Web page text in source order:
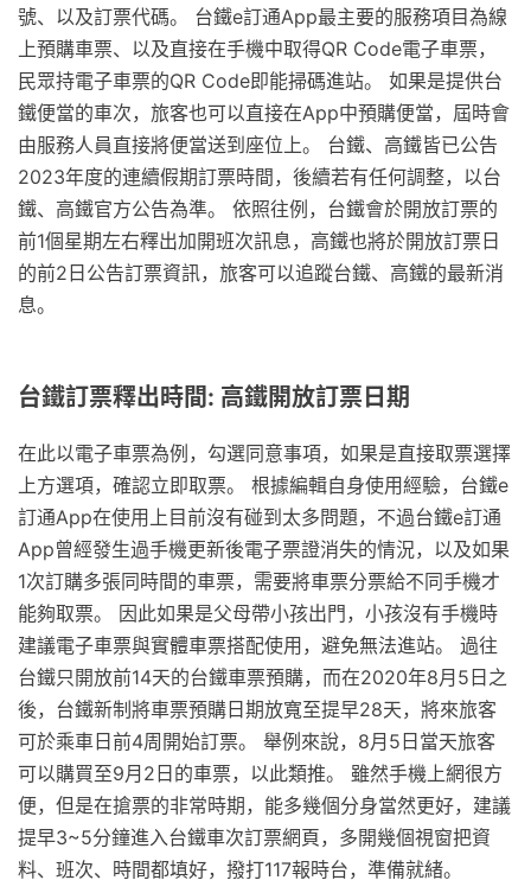
號、以及訂票代碼。 台鐵e訂通App最主要的服務項目為線
上預購車票、以及直接在手機中取得QR Code電子車票，
民眾持電子車票的QR Code即能掃碼進站。 如果是提供台
鐵便當的車次，旅客也可以直接在App中預購便當，屆時會
由服務人員直接將便當送到座位上。 台鐵、高鐵皆已公告
2023年度的連續假期訂票時間，後續若有任何調整，以台
鐵、高鐵官方公告為準。 依照往例，台鐵會於開放訂票的
前1個星期左右釋出加開班次訊息，高鐵也將於開放訂票日
的前2日公告訂票資訊，旅客可以追蹤台鐵、高鐵的最新消
息。
台鐵訂票釋出時間: 高鐵開放訂票日期
在此以電子車票為例，勾選同意事項，如果是直接取票選擇
上方選項，確認立即取票。 根據編輯自身使用經驗，台鐵e
訂通App在使用上目前沒有碰到太多問題，不過台鐵e訂通
App曾經發生過手機更新後電子票證消失的情況，以及如果
1次訂購多張同時間的車票，需要將車票分票給不同手機才
能夠取票。 因此如果是父母帶小孩出門，小孩沒有手機時
建議電子車票與實體車票搭配使用，避免無法進站。 過往
台鐵只開放前14天的台鐵車票預購，而在2020年8月5日之
後，台鐵新制將車票預購日期放寬至提早28天，將來旅客
可於乘車日前4周開始訂票。 舉例來說，8月5日當天旅客
可以購買至9月2日的車票，以此類推。 雖然手機上網很方
便，但是在搶票的非常時期，能多幾個分身當然更好，建議
提早3~5分鐘進入台鐵車次訂票網頁，多開幾個視窗把資
料、班次、時間都填好，撥打117報時台，準備就緒。